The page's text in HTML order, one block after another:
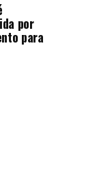
por
para